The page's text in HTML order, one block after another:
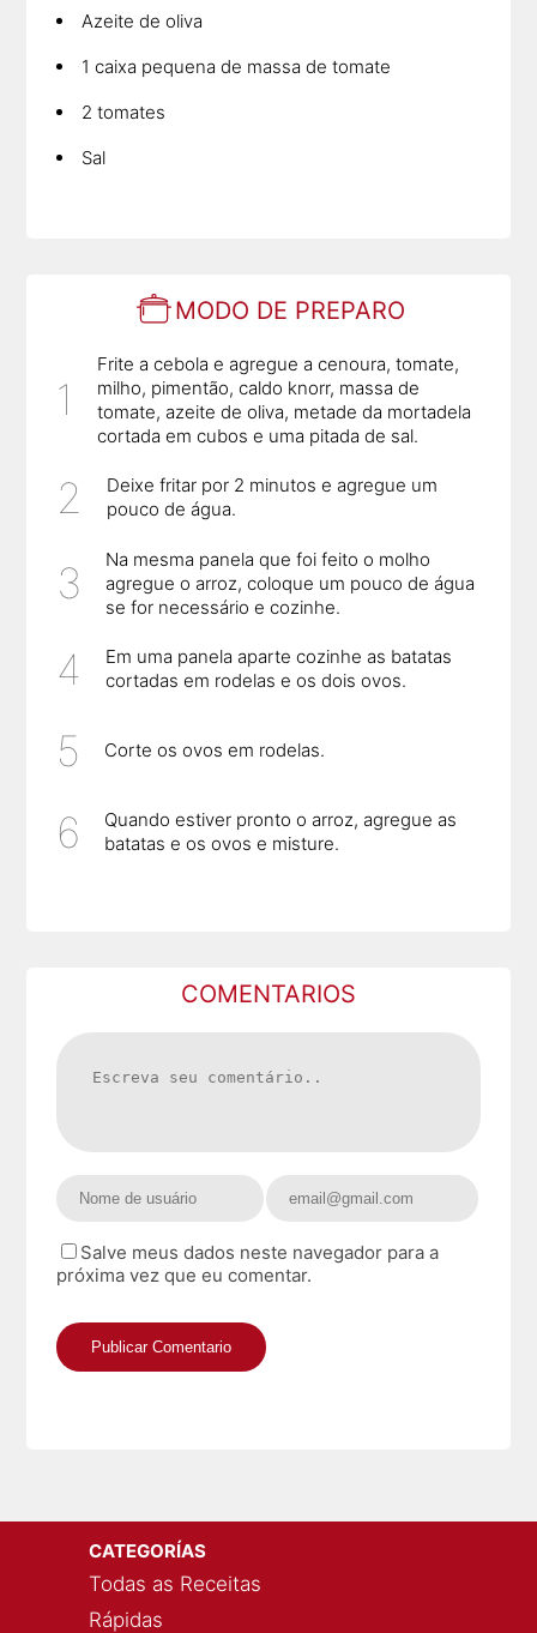
Azeite de oliva
1 caixa pequena de massa de tomate
2 tomates
Sal
MODO DE PREPARO
Frite a cebola e agregue a cenoura, tomate,
milho, pimentão, caldo knorr, massa de
tomate, azeite de oliva, metade da mortadela
cortada em cubos e uma pitada de sal.
Deixe fritar por 2 minutos e agregue um
pouco de água.
Na mesma panela que foi feito o molho
agregue o arroz, coloque um pouco de água
se for necessário e cozinhe.
Em uma panela aparte cozinhe as batatas
cortadas em rodelas e os dois ovos.
Corte os ovos em rodelas.
Quando estiver pronto o arroz, agregue as
batatas e os ovos e misture.
COMENTARIOS
Salve meus dados neste navegador para a
próxima vez que eu comentar.
CATEGORÍAS
Todas as Receitas
Rápidas